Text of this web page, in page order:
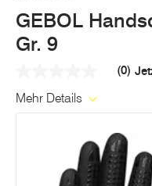
GEBOL
Gr. 9
Link
(0)
Mehr Details